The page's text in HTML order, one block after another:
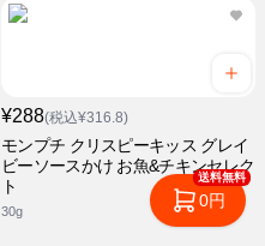
¥288(税込¥316.8)
モンプチ クリスピーキッス グレイ
ビーソースかけ お魚&チキンセレク
ト
30g
送料無料
0円